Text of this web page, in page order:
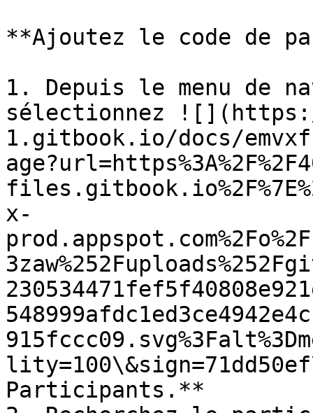
**Ajoutez le code de
1. Depuis le menu de
sélectionnez
1.gitbook.io/docs/
x-
Participants.**